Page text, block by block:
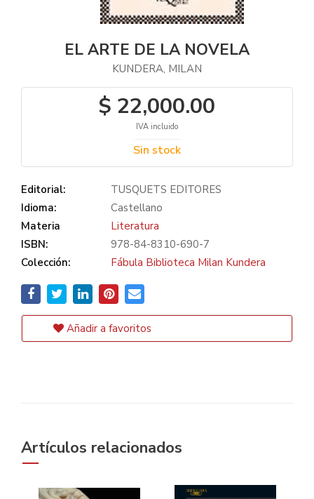
EL ARTE DE LA NOVELA
KUNDERA, MILAN
$ 22,000.00
IVA incluido
Sin stock
Editorial:
TUSQUETS EDITORES
Idioma:
Castellano
Materia
Literatura
ISBN:
978-84-8310-690-7
Colección:
Fábula Biblioteca Milan Kundera
Añadir a favoritos
Artículos relacionados